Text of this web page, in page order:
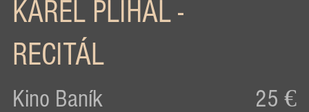
KAREL PLÍHAL -
RECITÁL
Kino Baník 25 €